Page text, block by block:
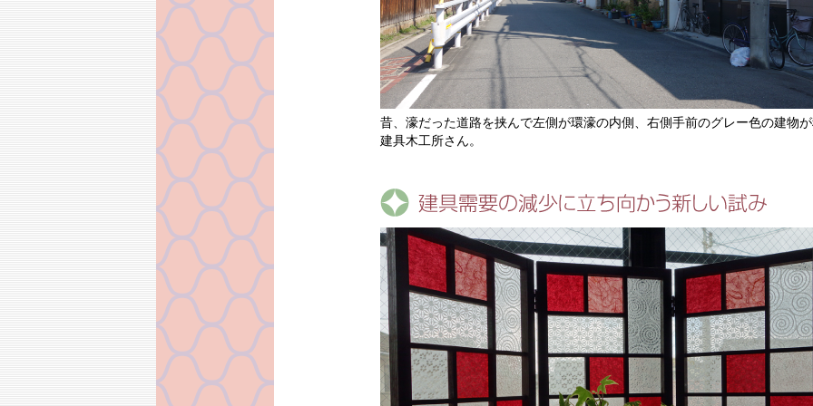
昔、濠だった道路を挟んで左側が環濠の内側、右側手前のグレー色の建物
建具木工所さん。